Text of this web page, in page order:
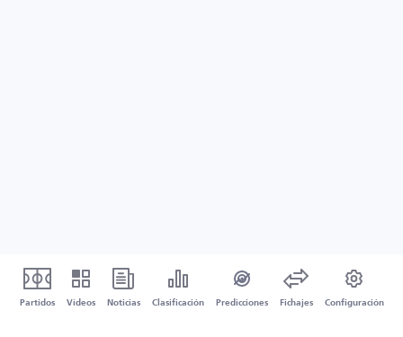
Partidos Vídeos Noticias Clasificación Predicciones Fichajes Configuración